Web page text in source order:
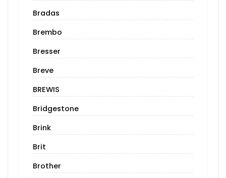
Bradas
Brembo
Bresser
Breve
BREWIS
Bridgestone
Brink
Brit
Brother